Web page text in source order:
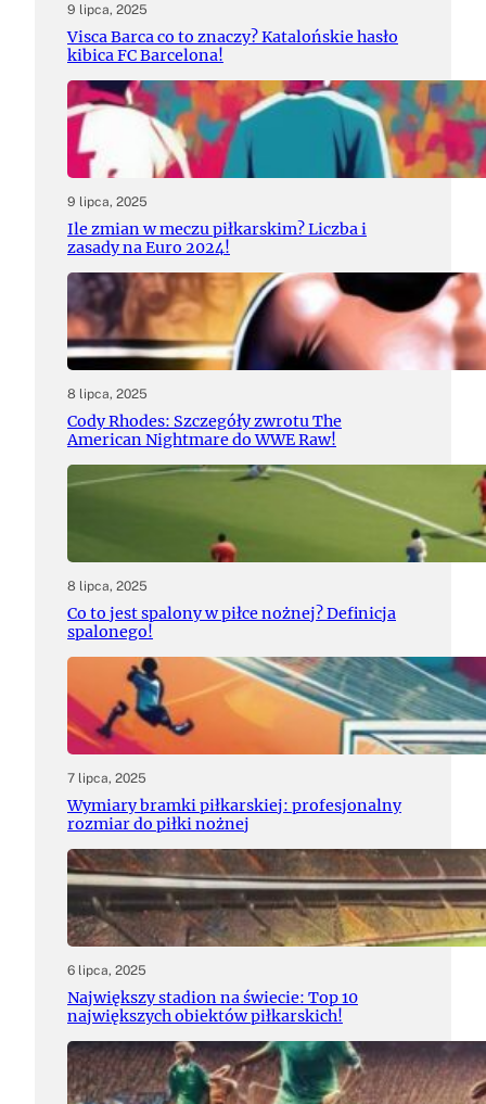
9 lipca, 2025
Visca Barca co to znaczy? Katalońskie hasło
kibica FC Barcelona!
9 lipca, 2025
Ile zmian w meczu piłkarskim? Liczba i
zasady na Euro 2024!
8 lipca, 2025
Cody Rhodes: Szczegóły zwrotu The
American Nightmare do WWE Raw!
8 lipca, 2025
Co to jest spalony w piłce nożnej? Definicja
spalonego!
7 lipca, 2025
Wymiary bramki piłkarskiej: profesjonalny
rozmiar do piłki nożnej
6 lipca, 2025
Największy stadion na świecie: Top 10
największych obiektów piłkarskich!